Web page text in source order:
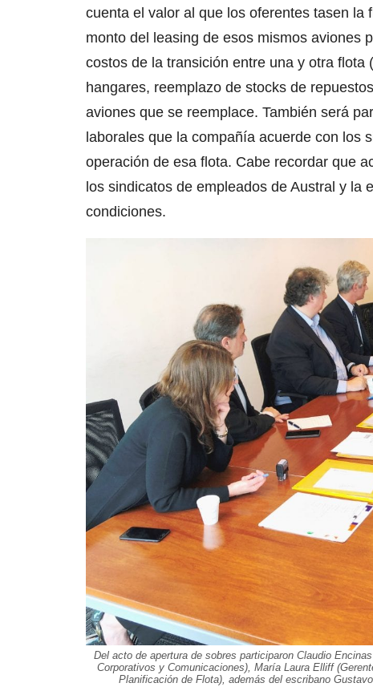
cuenta el valor al que los oferentes tasen la
monto del leasing de esos mismos aviones
costos de la transición entre una y otra
hangares, reemplazo de stocks de
aviones que se reemplace. También será
laborales que la compañía acuerde con los
operación de esa flota. Cabe recordar que
los sindicatos de empleados de Austral y la
condiciones.
Del acto de apertura de sobres participaron Claudio
Corporativos y Comunicaciones), María Laura Elliff
Planificación de Flota), además del escribano